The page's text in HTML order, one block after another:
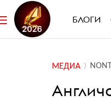
БЛОГИ
МЕДИА